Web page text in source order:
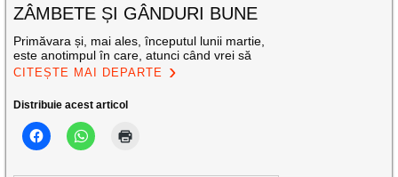
ZÂMBETE ȘI GÂNDURI BUNE
Primăvara și, mai ales, începutul lunii martie,
este anotimpul în care, atunci când vrei să
CITEȘTE MAI DEPARTE
Distribuie acest articol